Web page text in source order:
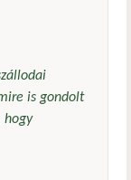
is gondolt
hogy